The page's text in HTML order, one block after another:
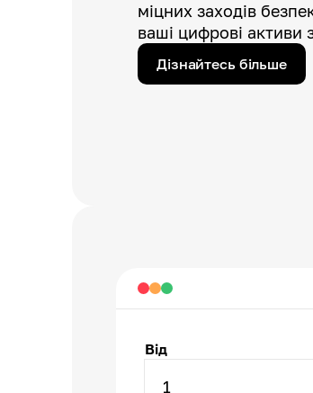
міцних заходів
ваші цифрові активи
Дізнайтесь більше
Від
1